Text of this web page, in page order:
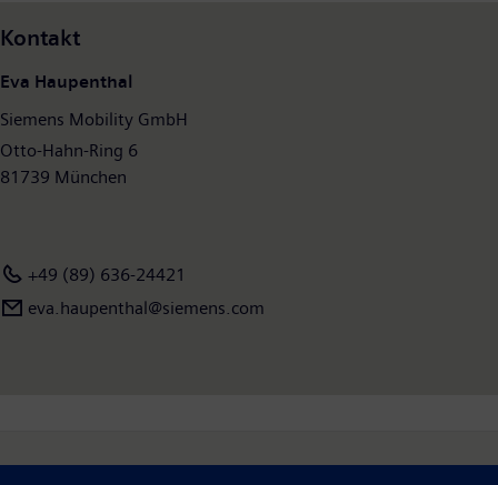
2018 endete, hat die ehemalige Siemens-Division Mobility einen
Umsatz von 8,8 Milliarden Euro ausgewiesen und rund 34.200
Mitarbeiter weltweit beschäftigt. Weitere Informationen finden
Sie unter:www.siemens.de/mobility
Kontakt
Eva Haupenthal
Siemens Mobility GmbH
Otto-Hahn-Ring 6
81739 München
+49 (89) 636-24421
eva.haupenthal@siemens.com